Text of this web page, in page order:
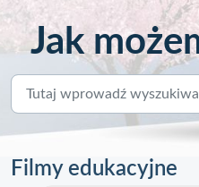
Jak
Filmy edukacyjne